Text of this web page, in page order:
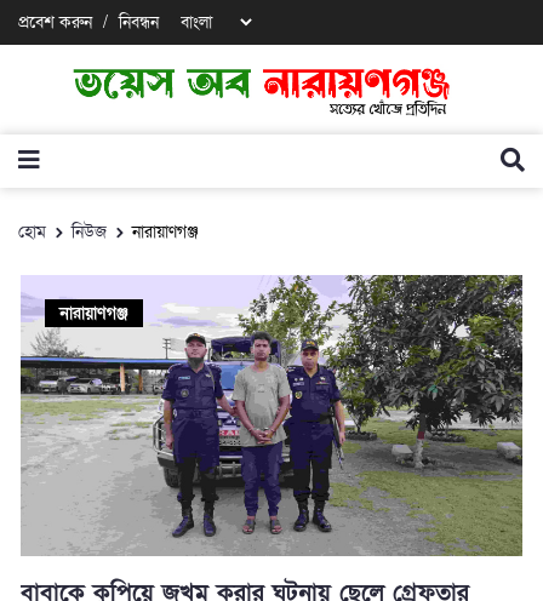
প্রবেশ করুন / নিবন্ধন
হোম নিউজ নারায়াণগঞ্জ
নারায়াণগঞ্জ
বাবাকে কুপিয়ে জখম করার ঘটনায় ছেলে গ্রেফতার